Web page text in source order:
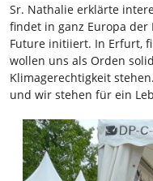
Sr. Nathalie erklärte
findet in ganz Europa der
Future initiiert. In Erfurt,
wollen uns als Orden
Klimagerechtigkeit
und wir stehen für ein